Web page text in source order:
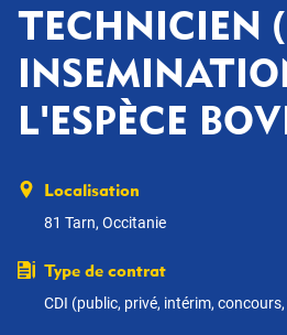
TECHNICIEN
L'ESPÈCE
Localisation
81 Tarn, Occitanie
Type de contrat
CDI (public, privé, intérim, concours,